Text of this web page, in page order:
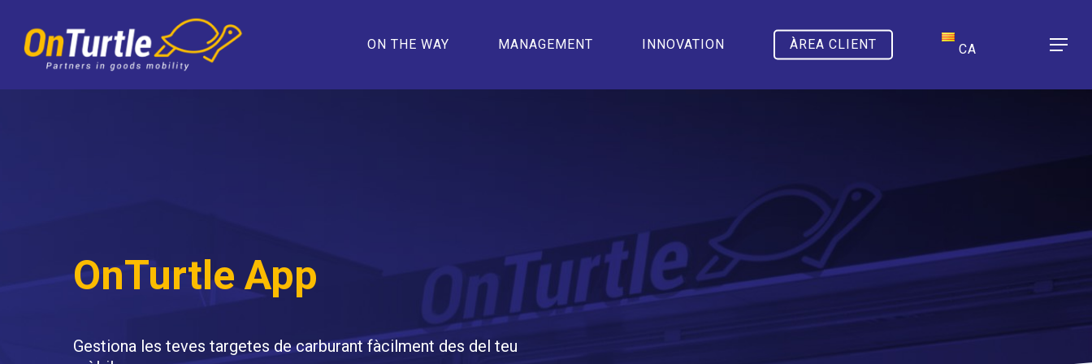
main
content
ON THE WAY MANAGEMENT INNOVATION ÀREA CLIENT CA Menu
OnTurtle App
Gestiona les teves targetes de carburant fàcilment des del teu